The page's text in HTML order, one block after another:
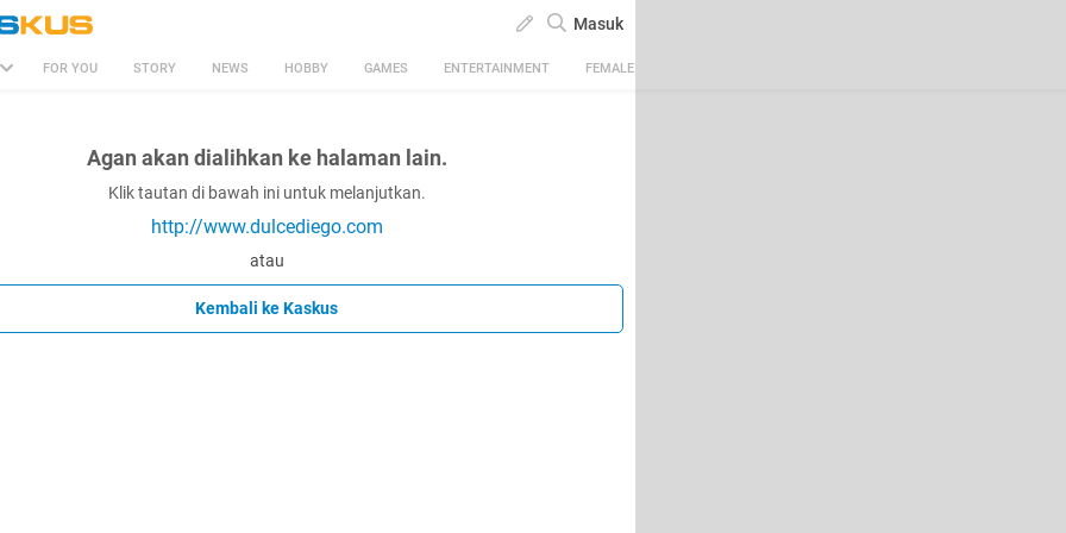
Masuk
FOR YOU STORY NEWS HOBBY GAMES ENTERTAINMENT FEMALE
Agan akan dialihkan ke halaman lain.
Klik tautan di bawah ini untuk melanjutkan.
http://www.dulcediego.com
atau
Kembali ke Kaskus